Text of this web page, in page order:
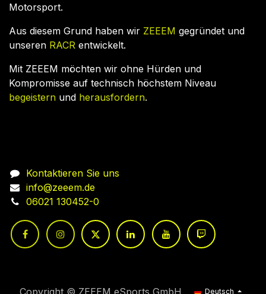
Motorsport.
Aus diesem Grund haben wir ZEEEM gegründet und
unseren RACR entwickelt.
Mit ZEEEM möchten wir ohne Hürden und
Kompromisse auf technisch höchstem Niveau
begeistern und herausfordern.
Kontaktieren Sie uns
info@zeeem.de
06021 130452-0
Copyright © ZEEEM eSports GmbH Deutsch